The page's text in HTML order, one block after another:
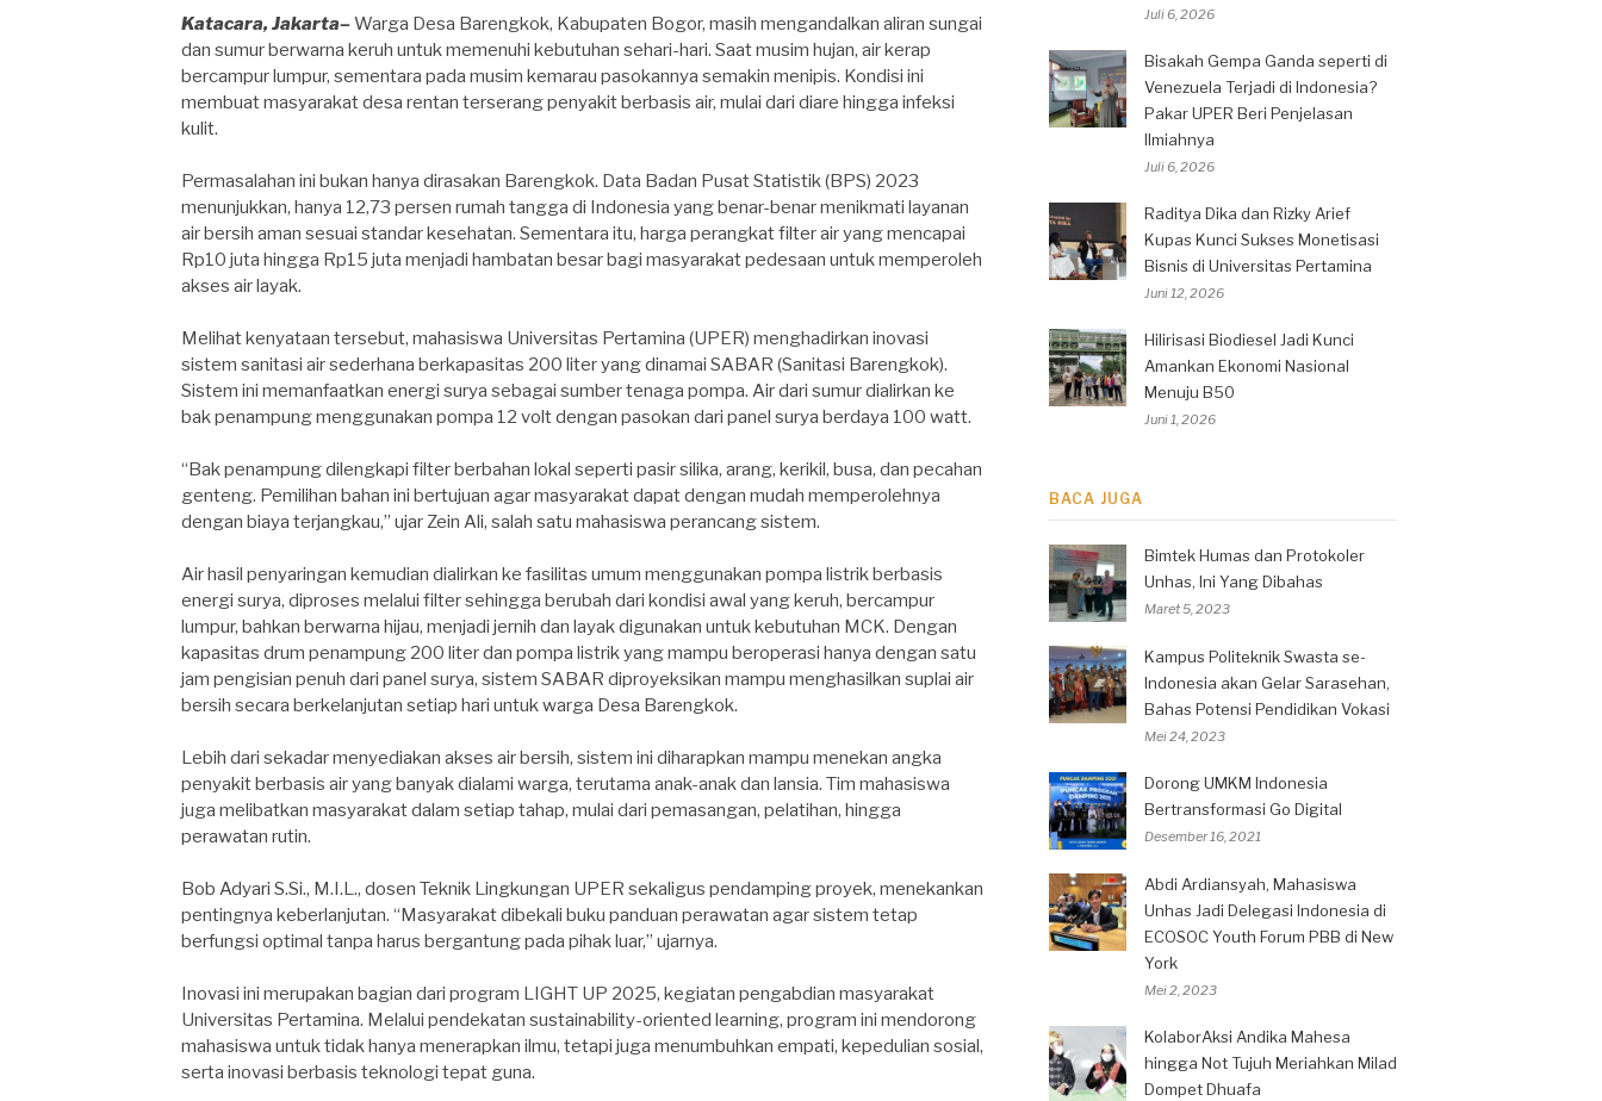
Katacara, Jakarta–Warga Desa Barengkok, Kabupaten Bogor, masih mengandalkan aliran sungai
dan sumur berwarna keruh untuk memenuhi kebutuhan sehari-hari. Saat musim hujan, air kerap
bercampur lumpur, sementara pada musim kemarau pasokannya semakin menipis. Kondisi ini
membuat masyarakat desa rentan terserang penyakit berbasis air, mulai dari diare hingga infeksi
kulit.
Permasalahan ini bukan hanya dirasakan Barengkok. Data Badan Pusat Statistik (BPS) 2023
menunjukkan, hanya 12,73 persen rumah tangga di Indonesia yang benar-benar menikmati layanan
air bersih aman sesuai standar kesehatan. Sementara itu, harga perangkat filter air yang mencapai
Rp10 juta hingga Rp15 juta menjadi hambatan besar bagi masyarakat pedesaan untuk memperoleh
akses air layak.
Melihat kenyataan tersebut, mahasiswa Universitas Pertamina (UPER) menghadirkan inovasi
sistem sanitasi air sederhana berkapasitas 200 liter yang dinamai SABAR (Sanitasi Barengkok).
Sistem ini memanfaatkan energi surya sebagai sumber tenaga pompa. Air dari sumur dialirkan ke
bak penampung menggunakan pompa 12 volt dengan pasokan dari panel surya berdaya 100 watt.
“Bak penampung dilengkapi filter berbahan lokal seperti pasir silika, arang, kerikil, busa, dan pecahan
genteng. Pemilihan bahan ini bertujuan agar masyarakat dapat dengan mudah memperolehnya
dengan biaya terjangkau,” ujar Zein Ali, salah satu mahasiswa perancang sistem.
Air hasil penyaringan kemudian dialirkan ke fasilitas umum menggunakan pompa listrik berbasis
energi surya, diproses melalui filter sehingga berubah dari kondisi awal yang keruh, bercampur
lumpur, bahkan berwarna hijau, menjadi jernih dan layak digunakan untuk kebutuhan MCK. Dengan
kapasitas drum penampung 200 liter dan pompa listrik yang mampu beroperasi hanya dengan satu
jam pengisian penuh dari panel surya, sistem SABAR diproyeksikan mampu menghasilkan suplai air
bersih secara berkelanjutan setiap hari untuk warga Desa Barengkok.
Lebih dari sekadar menyediakan akses air bersih, sistem ini diharapkan mampu menekan angka
penyakit berbasis air yang banyak dialami warga, terutama anak-anak dan lansia. Tim mahasiswa
juga melibatkan masyarakat dalam setiap tahap, mulai dari pemasangan, pelatihan, hingga
perawatan rutin.
Bob Adyari S.Si., M.I.L., dosen Teknik Lingkungan UPER sekaligus pendamping proyek, menekankan
pentingnya keberlanjutan. “Masyarakat dibekali buku panduan perawatan agar sistem tetap
berfungsi optimal tanpa harus bergantung pada pihak luar,” ujarnya.
Inovasi ini merupakan bagian dari program LIGHT UP 2025, kegiatan pengabdian masyarakat
Universitas Pertamina. Melalui pendekatan sustainability-oriented learning, program ini mendorong
mahasiswa untuk tidak hanya menerapkan ilmu, tetapi juga menumbuhkan empati, kepedulian sosial,
serta inovasi berbasis teknologi tepat guna.
Juli 6, 2026
Bisakah Gempa Ganda seperti di
Venezuela Terjadi di Indonesia?
Pakar UPER Beri Penjelasan
Ilmiahnya
Juli 6, 2026
Raditya Dika dan Rizky Arief
Kupas Kunci Sukses Monetisasi
Bisnis di Universitas Pertamina
Juni 12, 2026
Hilirisasi Biodiesel Jadi Kunci
Amankan Ekonomi Nasional
Menuju B50
Juni 1, 2026
BACA JUGA
Bimtek Humas dan Protokoler
Unhas, Ini Yang Dibahas
Maret 5, 2023
Kampus Politeknik Swasta se-
Indonesia akan Gelar Sarasehan,
Bahas Potensi Pendidikan Vokasi
Mei 24, 2023
Dorong UMKM Indonesia
Bertransformasi Go Digital
Desember 16, 2021
Abdi Ardiansyah, Mahasiswa
Unhas Jadi Delegasi Indonesia di
ECOSOC Youth Forum PBB di New
York
Mei 2, 2023
KolaborAksi Andika Mahesa
hingga Not Tujuh Meriahkan Milad
Dompet Dhuafa